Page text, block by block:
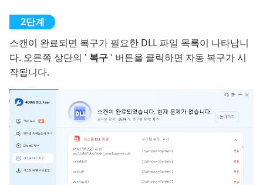
스캔이 완료되면 복구가 필요한 DLL 파일 목록이 나타납니
다. 오른쪽 상단의 ' 복구 ' 버튼을 클릭하면 자동 복구가 시
작됩니다.